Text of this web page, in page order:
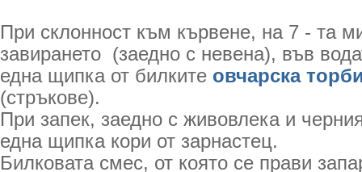
При склонност към кървене, на 7 - та
завирането (заедно с невена), във
една щипка от билките овчарска
(стръкове).
При запек, заедно с живовлека и
една щипка кори от зарнастец.
Билковата смес, от която се прави